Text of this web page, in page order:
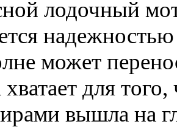
лодочный
может
для
вышла на